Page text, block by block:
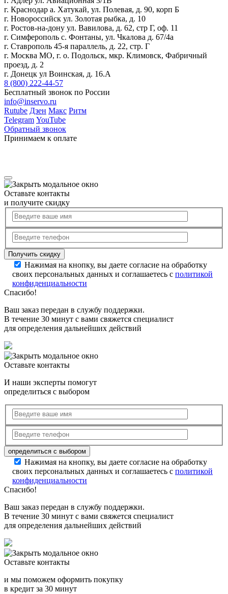
г. Краснодар а. Хатукай, ул. Полевая, д. 90, корп Б
г. Новороссийск ул. Золотая рыбка, д. 10
г. Ростов-на-дону ул. Вавилова, д. 62, стр Г, оф. 11
г. Симферополь с. Фонтаны, ул. Чкалова д. 67/4а
г. Ставрополь 45-я параллель, д. 22, стр. Г
г. Москва МО, г. о. Подольск, мкр. Климовск, Фабричный
проезд, д. 2
г. Донецк ул Воинская, д. 16.А
8 (800) 222-44-57
Бесплатный звонок по России
info@inservo.ru
Rutube Дзен Макс Ритм
Telegram YouTube
Обратный звонок
Принимаем к оплате
Оставьте контакты
и получите скидку
Нажимая на кнопку, вы даете согласие на обработку
своих персональных данных и соглашаетесь с политикой
конфиденциальности
Спасибо!
Ваш заказ передан в службу поддержки.
В течение 30 минут с вами свяжется специалист
для определения дальнейших действий
Оставьте контакты
И наши эксперты помогут
определиться с выбором
Нажимая на кнопку, вы даете согласие на обработку
своих персональных данных и соглашаетесь с политикой
конфиденциальности
Спасибо!
Ваш заказ передан в службу поддержки.
В течение 30 минут с вами свяжется специалист
для определения дальнейших действий
Оставьте контакты
и мы поможем оформить покупку
в кредит за 30 минут